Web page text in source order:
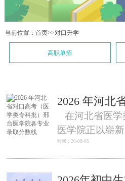
当前位置： 首页>>对口升学
高职单招
在河北省医学
医学院正以崭新
时间：26-08-06